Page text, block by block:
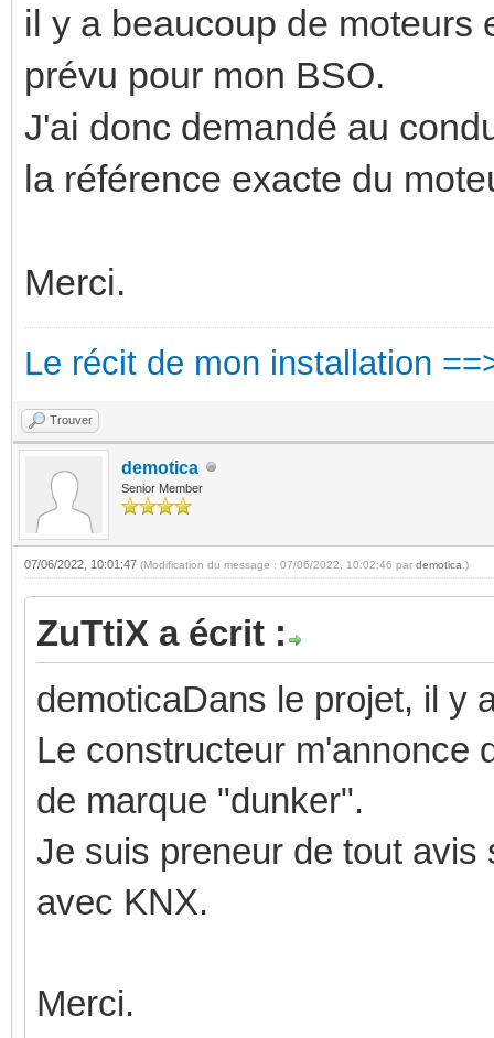
il y a beaucoup de moteurs
prévu pour mon BSO.
J'ai donc demandé au
la référence exacte du
Merci.
Le récit de mon installation
Trouver
demotica
Senior Member
07/06/2022, 10:01:47 (Modification du message : 07/06/2022, 10:02:46 par demotica .)
ZuTtiX a écrit :
demoticaDans le projet, il y
Le constructeur m'annonce
de marque "dunker".
Je suis preneur de tout
avec KNX.
Merci.